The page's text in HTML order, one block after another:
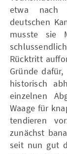
etwa nach
deutschen
musste sie
Rücktritt
Gründe
historisch
einzelnen
Waage für
tendieren
zunächst
seit nun gut